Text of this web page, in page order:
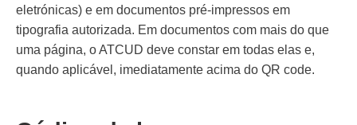
eletrónicas) e em documentos pré-impressos em
tipografia autorizada. Em documentos com mais do que
uma página, o ATCUD deve constar em todas elas e,
quando aplicável, imediatamente acima do QR code.